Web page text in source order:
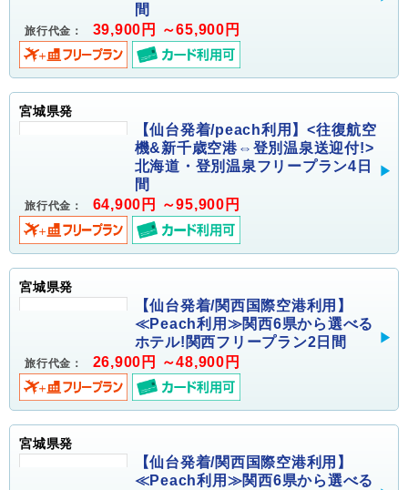
間
旅行代金： 39,900円 ～65,900円
宮城県発
【仙台発着/peach利用】<往復航空
機&新千歳空港⇔登別温泉送迎付!>
北海道・登別温泉フリープラン4日
間
旅行代金： 64,900円 ～95,900円
宮城県発
【仙台発着/関西国際空港利用】
≪Peach利用≫関西6県から選べる
ホテル!関西フリープラン2日間
旅行代金： 26,900円 ～48,900円
宮城県発
【仙台発着/関西国際空港利用】
≪Peach利用≫関西6県から選べる